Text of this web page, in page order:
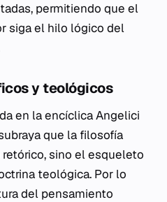
permitiendo que el
siga el hilo lógico del
y teológicos
en la encíclicaAngelici
que la filosofía
sino el esqueleto
teológica. Por lo
del pensamiento